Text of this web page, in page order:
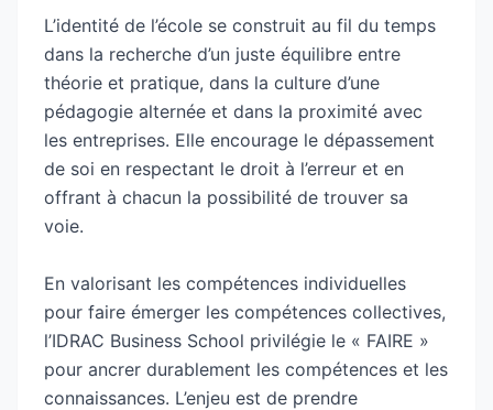
l’ingénierie d’affaires, des achats responsables,
de l’immobilier, de la finance…
L’IDRAC Business School a pour ambition de
révéler les talents et de développer le potentiel
de ses étudiants par une pédagogie de
l’encouragement et de l’accompagnement.
gamme de programmes : BTS, Bachelor visé par
l’Etat, Programme Grande Ecole conférant le
grade de Master, MBA spécialisés. Une grande
partie de ces programmes est proposée en
apprentissage.
L’identité de l’école se construit au fil du temps
dans la recherche d’un juste équilibre entre
théorie et pratique, dans la culture d’une
pédagogie alternée et dans la proximité avec
les entreprises. Elle encourage le dépassement
de soi en respectant le droit à l’erreur et en
offrant à chacun la possibilité de trouver sa
voie.
En valorisant les compétences individuelles
pour faire émerger les compétences collectives,
l’IDRAC Business School privilégie le « FAIRE »
pour ancrer durablement les compétences et les
connaissances. L’enjeu est de prendre